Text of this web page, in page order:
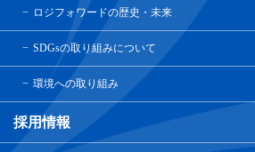
ロジフォワードの歴史・未来
SDGsの取り組みについて
環境への取り組み
採用情報